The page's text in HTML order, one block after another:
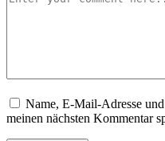
Name, E-Mail-Adresse
meinen nächsten Kommentar